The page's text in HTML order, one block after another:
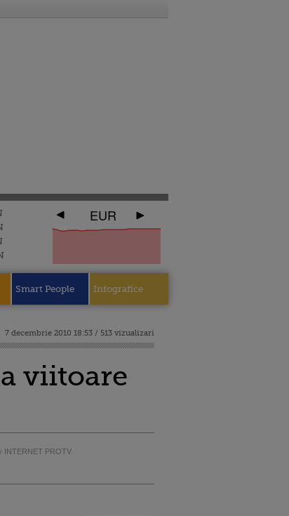
EUR
Smart People Infografice
7 decembrie 2010 18:53 / 513 vizualizari
viitoare
INTERNET PROTV